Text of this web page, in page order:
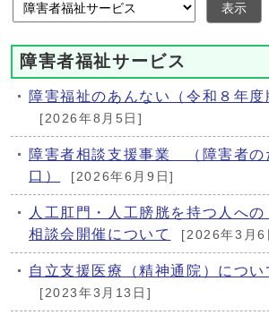
表示
障害者福祉サービス
障害福祉のあんない（令和８年度
[2026年8月5日]
障害者相談支援事業 （障害者の
口）
[2026年6月9日]
人工肛門・人工膀胱を持つ人への
相談会開催について
[2026年3月6
自立支援医療（精神通院）につい
[2023年3月13日]